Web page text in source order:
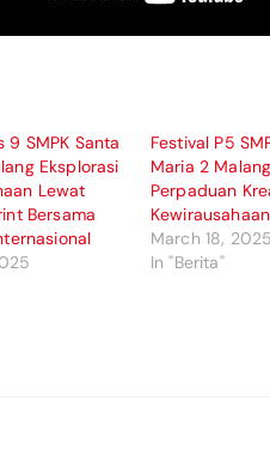
9 SMPK Santa
Eksplorasi
Lewat
Bersama
Festival P5
Maria 2
Perpaduan
Kewirausahaan
March 18, 2025
In "Berita"